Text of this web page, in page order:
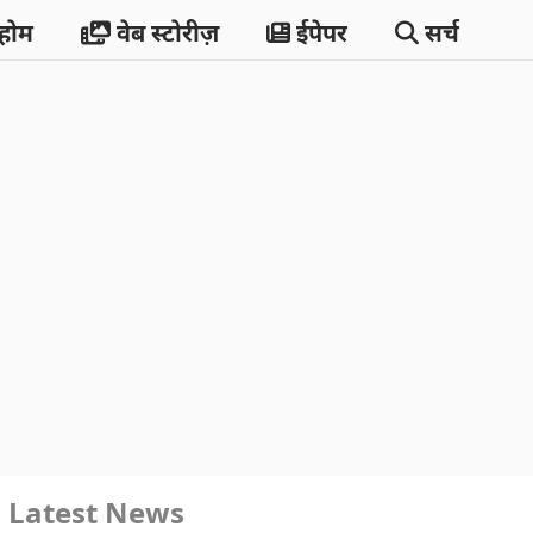
वेब स्टोरीज़ ईपेपर सर्च
Latest News